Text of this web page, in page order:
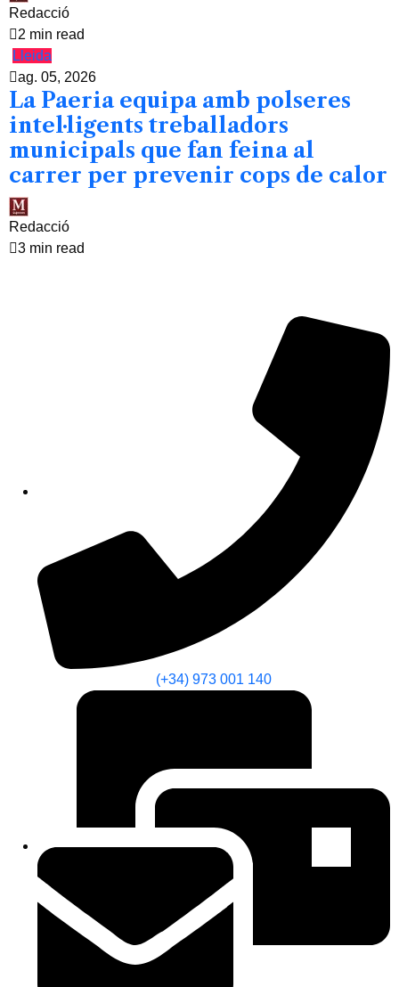
Redacció
2 min read
Lleida
ag. 05, 2026
La Paeria equipa amb polseres
intel·ligents treballadors
municipals que fan feina al
carrer per prevenir cops de calor
Redacció
3 min read
(+34) 973 001 140